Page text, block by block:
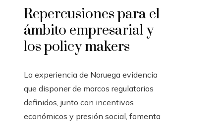
Repercusiones para el
ámbito empresarial y
los policy makers
La experiencia de Noruega evidencia
que disponer de marcos regulatorios
definidos, junto con incentivos
económicos y presión social, fomenta